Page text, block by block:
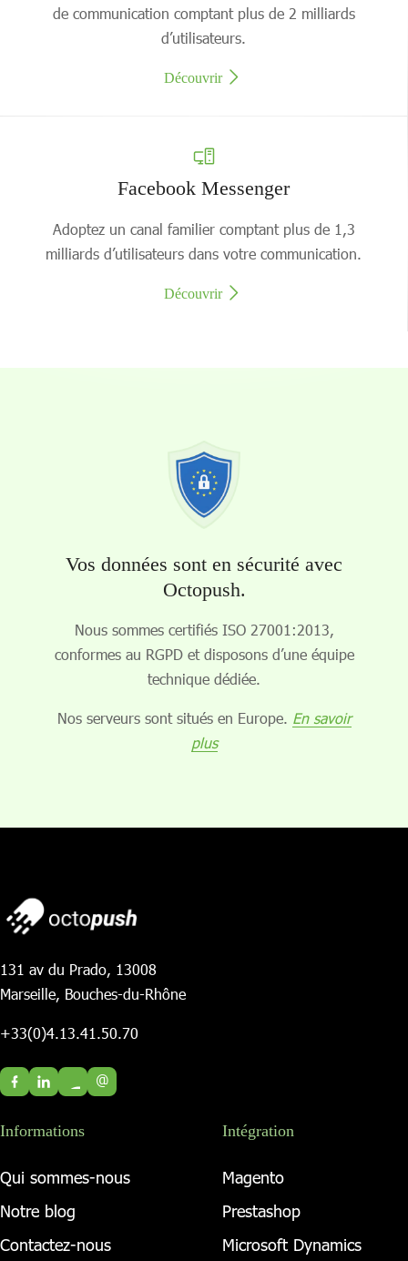
de communication comptant plus de 2 milliards
d’utilisateurs.
Découvrir
Facebook Messenger
Adoptez un canal familier comptant plus de 1,3
milliards d’utilisateurs dans votre communication.
Découvrir
Vos données sont en sécurité avec
Octopush.
Nous sommes certifiés ISO 27001:2013,
conformes au RGPD et disposons d’une équipe
technique dédiée.
Nos serveurs sont situés en Europe. En savoir
plus
131 av du Prado, 13008
Marseille, Bouches-du-Rhône
+33(0)4.13.41.50.70
@
Informations
Qui sommes-nous
Notre blog
Contactez-nous
Intégration
Magento
Prestashop
Microsoft Dynamics